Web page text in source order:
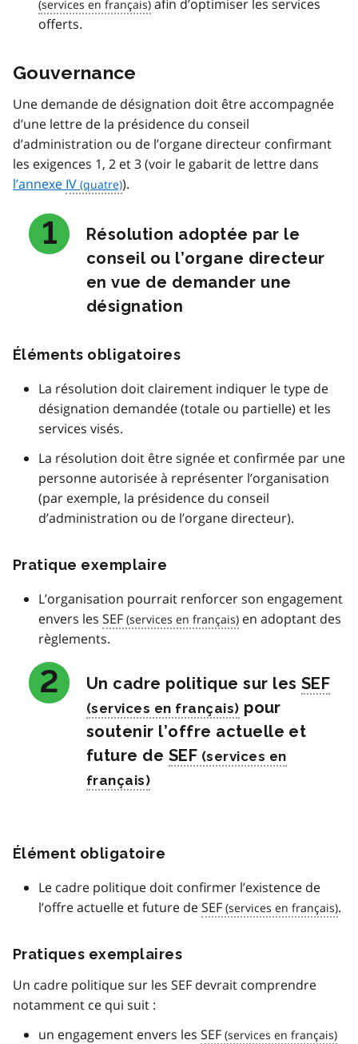
afin d’optimiser les services
offerts.
Gouvernance
Une demande de désignation doit être accompagnée
d’une lettre de la présidence du conseil
d’administration ou de l’organe directeur confirmant
les exigences 1, 2 et 3 (voir le gabarit de lettre dans
l’annexe IV ).
Résolution adoptée par le
conseil ou l’organe directeur
en vue de demander une
désignation
Éléments obligatoires
La résolution doit clairement indiquer le type de
désignation demandée (totale ou partielle) et les
services visés.
La résolution doit être signée et confirmée par une
personne autorisée à représenter l’organisation
(par exemple, la présidence du conseil
d’administration ou de l’organe directeur).
Pratique exemplaire
L’organisation pourrait renforcer son engagement
envers les SEF
en adoptant des
règlements.
Un cadre politique sur les SEF
pour
soutenir l’offre actuelle et
future de SEF
Élément obligatoire
Le cadre politique doit confirmer l’existence de
l’offre actuelle et future deSEF .
Pratiques exemplaires
Un cadre politique sur les SEF devrait comprendre
notamment ce qui suit :
un engagement envers les SEF